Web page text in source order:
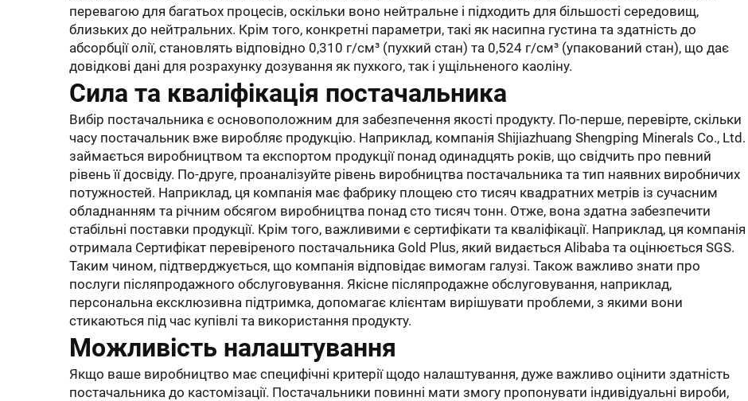
перевагою для багатьох процесів, оскільки воно нейтральне і підходить для більшості середовищ,
близьких до нейтральних. Крім того, конкретні параметри, такі як насипна густина та здатність до
абсорбції олії, становлять відповідно 0,310 г/см³ (пухкий стан) та 0,524 г/см³ (упакований стан), що дає
довідкові дані для розрахунку дозування як пухкого, так і ущільненого каоліну.
Сила та кваліфікація постачальника
Вибір постачальника є основоположним для забезпечення якості продукту. По-перше, перевірте, скільки
часу постачальник вже виробляє продукцію. Наприклад, компанія Shijiazhuang Shengping Minerals Co., Ltd.
займається виробництвом та експортом продукції понад одинадцять років, що свідчить про певний
рівень її досвіду. По-друге, проаналізуйте рівень виробництва постачальника та тип наявних виробничих
потужностей. Наприклад, ця компанія має фабрику площею сто тисяч квадратних метрів із сучасним
обладнанням та річним обсягом виробництва понад сто тисяч тонн. Отже, вона здатна забезпечити
стабільні поставки продукції. Крім того, важливими є сертифікати та кваліфікації. Наприклад, ця компанія
отримала Сертифікат перевіреного постачальника Gold Plus, який видається Alibaba та оцінюється SGS.
Таким чином, підтверджується, що компанія відповідає вимогам галузі. Також важливо знати про
послуги післяпродажного обслуговування. Якісне післяпродажне обслуговування, наприклад,
персональна ексклюзивна підтримка, допомагає клієнтам вирішувати проблеми, з якими вони
стикаються під час купівлі та використання продукту.
Можливість налаштування
Якщо ваше виробництво має специфічні критерії щодо налаштування, дуже важливо оцінити здатність
постачальника до кастомізації. Постачальники повинні мати змогу пропонувати індивідуальні вироби,